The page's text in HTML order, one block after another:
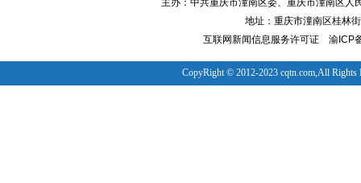
主办：中共重庆市潼南区委、重庆市潼南区
地址：重庆市潼南区桂林
互联网新闻信息服务许可证
渝ICP
CopyRight © 2012-2023 cqtn.com,All Rights